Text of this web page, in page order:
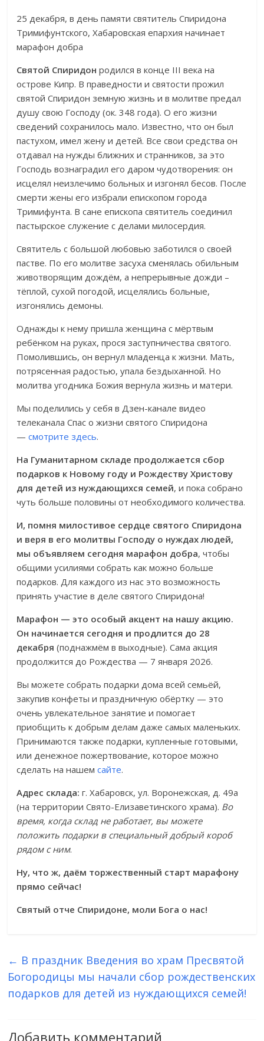
25 декабря, в день памяти святитель Спиридона
Тримифунтского, Хабаровская епархия начинает
марафон добра
Святой Спиридон родился в конце III века на
острове Кипр. В праведности и святости прожил
святой Спиридон земную жизнь и в молитве предал
душу свою Господу (ок. 348 года). О его жизни
сведений сохранилось мало. Известно, что он был
пастухом, имел жену и детей. Все свои средства он
отдавал на нужды ближних и странников, за это
Господь вознаградил его даром чудотворения: он
исцелял неизлечимо больных и изгонял бесов. После
смерти жены его избрали епископом города
Тримифунта. В сане епископа святитель соединил
пастырское служение с делами милосердия.
Святитель с большой любовью заботился о своей
пастве. По его молитве засуха сменялась обильным
животворящим дождём, а непрерывные дожди –
тёплой, сухой погодой, исцелялись больные,
изгонялись демоны.
Однажды к нему пришла женщина с мёртвым
ребёнком на руках, прося заступничества святого.
Помолившись, он вернул младенца к жизни. Мать,
потрясенная радостью, упала бездыханной. Но
молитва угодника Божия вернула жизнь и матери.
Мы поделились у себя в Дзен-канале видео
телеканала Спас о жизни святого Спиридона
—смотрите здесь.
На Гуманитарном складе продолжается сбор
подарков к Новому году и Рождеству Христову
для детей из нуждающихся семей, и пока собрано
чуть больше половины от необходимого количества.
И, помня милостивое сердце святого Спиридона
и веря в его молитвы Господу о нуждах людей,
мы объявляем сегодня марафон добра, чтобы
общими усилиями собрать как можно больше
подарков. Для каждого из нас это возможность
принять участие в деле святого Спиридона!
Марафон — это особый акцент на нашу акцию.
Он начинается сегодня и продлится до 28
декабря (поднажмём в выходные). Сама акция
продолжится до Рождества — 7 января 2026.
Вы можете собрать подарки дома всей семьёй,
закупив конфеты и праздничную обёртку — это
очень увлекательное занятие и помогает
приобщить к добрым делам даже самых маленьких.
Принимаются также подарки, купленные готовыми,
или денежное пожертвование, которое можно
сделать на нашемсайте.
Адрес склада: г. Хабаровск, ул. Воронежская, д. 49а
(на территории Свято-Елизаветинского храма). Во
время, когда склад не работает, вы можете
положить подарки в специальный добрый короб
рядом с ним.
Ну, что ж, даём торжественный старт марафону
прямо сейчас!
Святый отче Спиридоне, моли Бога о нас!
← В праздник Введения во храм Пресвятой
Богородицы мы начали сбор рождественских
подарков для детей из нуждающихся семей!
Добавить комментарий